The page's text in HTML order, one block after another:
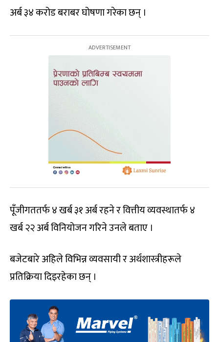
अर्ब ३४ करोड बराबर घोषणा गरेका छन् ।
पूँजीगततर्फ ४ खर्ब ३१ अर्ब रहने र वित्तीय व्यवस्थातर्फ ४
खर्ब २२ अर्ब विनियोजन गरिने उनले बताए ।
बजेटबारे अहिले विभिन्न व्यवसायी र अर्थशास्त्रीहरूले
प्रतिक्रिया दिइरहेका छन् ।